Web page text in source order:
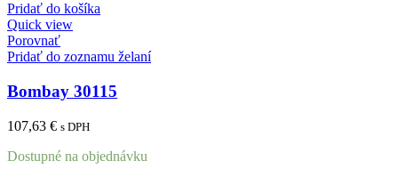
Pridať do košíka
Quick view
Porovnať
Pridať do zoznamu želaní
Bombay 30115
107,63 € s DPH
Dostupné na objednávku